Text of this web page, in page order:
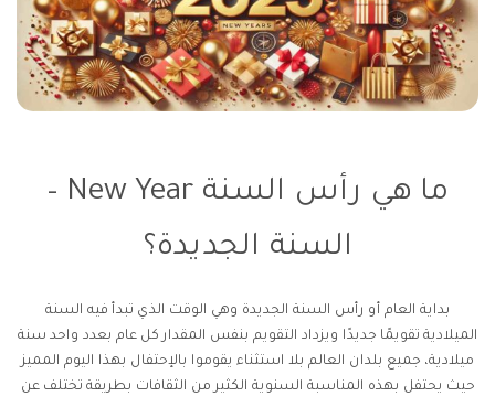
ما هي رأس السنة New Year –
السنة الجديدة؟
بداية العام أو رأس السنة الجديدة وهي الوقت الذي تبدأ فيه السنة
الميلادية تقويمًا جديدًا ويزداد التقويم بنفس المقدار كل عام بعدد واحد سنة
ميلادية، جميع بلدان العالم بلا استثناء يقوموا بالإحتفال بهذا اليوم المميز
حيث يحتفل بهذه المناسبة السنوية الكثير من الثقافات بطريقة تختلف عن